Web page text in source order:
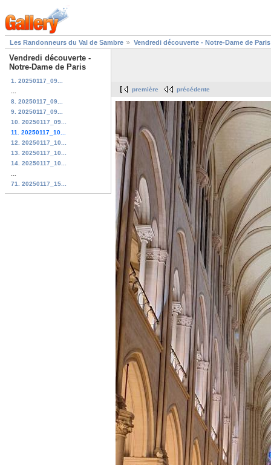
Les Randonneurs du Val de Sambre Vendredi découverte - Notre-Dame de Paris
Vendredi découverte -
Notre-Dame de Paris
1. 20250117_09...
8. 20250117_09...
9. 20250117_09...
10. 20250117_09...
11. 20250117_10...
12. 20250117_10...
13. 20250117_10...
14. 20250117_10...
71. 20250117_15...
première précédente